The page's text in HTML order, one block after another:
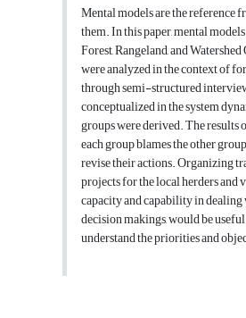
Mental models are the
them. In this paper, mental
Forest, Rangeland, and
were analyzed in the context of
through semi-structured
conceptualized in the system
groups were derived. The
each group blames the other
revise their actions. Organizing
projects for the local herders
capacity and capability in dealing
decision makings, would be
understand the priorities and